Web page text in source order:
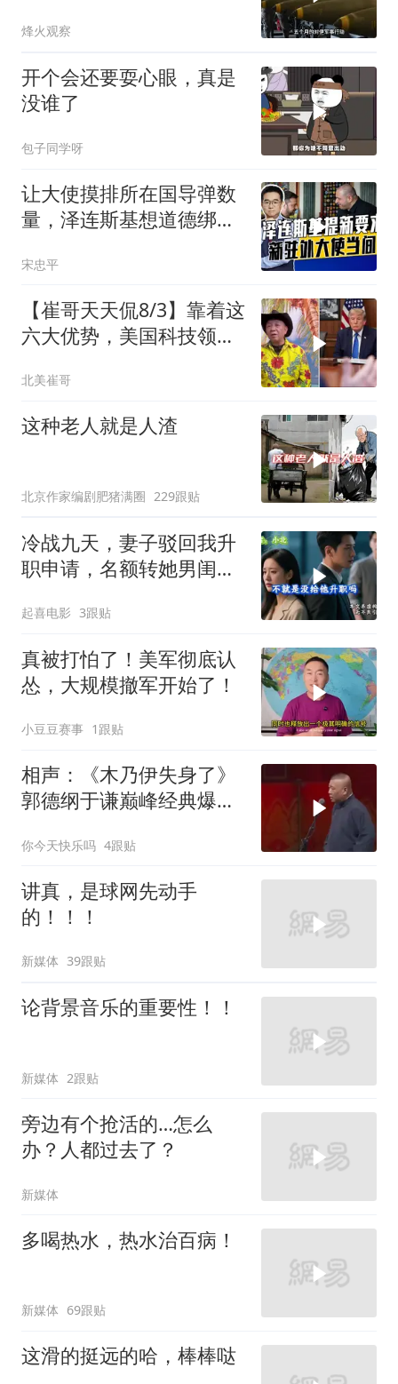
烽火观察
开个会还要耍心眼，真是
没谁了
包子同学呀
让大使摸排所在国导弹数
量，泽连斯基想道德绑架
宋忠平
【崔哥天天侃8/3】靠着这
六大优势，美国科技领军
北美崔哥
这种老人就是人渣
北京作家编剧肥猪满圈 229跟贴
冷战九天，妻子驳回我升
职申请，名额转她男闺
起喜电影 3跟贴
真被打怕了！美军彻底认
怂，大规模撤军开始了！
小豆豆赛事 1跟贴
相声：《木乃伊失身了》
郭德纲于谦巅峰经典爆笑
你今天快乐吗 4跟贴
讲真，是球网先动手
的！！！
新媒体 39跟贴
论背景音乐的重要性！！
新媒体 2跟贴
旁边有个抢活的…怎么
办？人都过去了？
新媒体
多喝热水，热水治百病！
新媒体 69跟贴
这滑的挺远的哈，棒棒哒